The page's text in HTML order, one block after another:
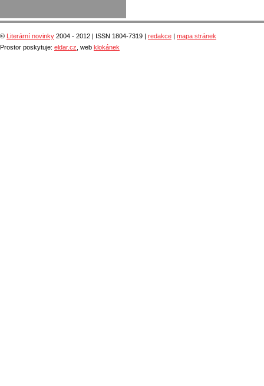
© Literární novinky 2004 - 2012 | ISSN 1804-7319 | redakce
mapa stránek
Prostor poskytuje: eldar.cz , web klokánek